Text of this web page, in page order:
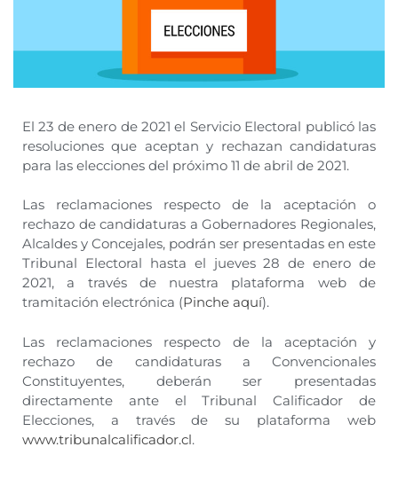
El 23 de enero de 2021 el Servicio Electoral publicó las
resoluciones que aceptan y rechazan candidaturas
para las elecciones del próximo 11 de abril de 2021.
Las reclamaciones respecto de la aceptación o
rechazo de candidaturas a Gobernadores Regionales,
Alcaldes y Concejales, podrán ser presentadas en este
Tribunal Electoral hasta el jueves 28 de enero de
2021, a través de nuestra plataforma web de
tramitación electrónica (Pinche aquí).
Las reclamaciones respecto de la aceptación y
rechazo de candidaturas a Convencionales
Constituyentes, deberán ser presentadas
directamente ante el Tribunal Calificador de
Elecciones, a través de su plataforma web
www.tribunalcalificador.cl.